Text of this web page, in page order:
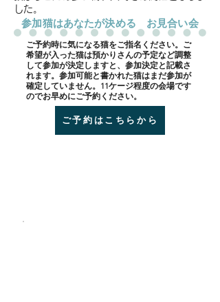
した。
​参加猫はあなたが決める お見合い会
​ご予約時に気になる猫をご指名ください。ご
希望が入った猫は預かりさんの予定など調整
して参加が決定しますと、参加決定と記載さ
れます。参加可能と書かれた猫はまだ参加が
確定していません。11ケージ程度の会場です
のでお早めにご予約ください。
ご予約はこちらから